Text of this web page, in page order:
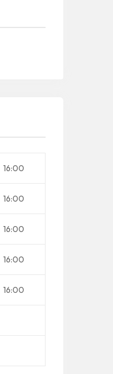
16:00
16:00
16:00
16:00
16:00